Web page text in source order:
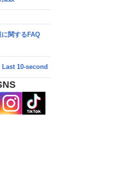
に関するFAQ
Last 10-second